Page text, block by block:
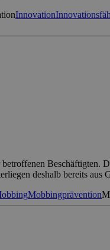
Innovation
deshalb bereits
Mobbingprävention